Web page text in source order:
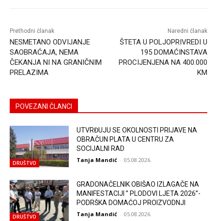
Prethodni članak
NESMETANO ODVIJANJE
SAOBRAĆAJA, NEMA
ČEKANJA NI NA GRANIČNIM
PRELAZIMA
Naredni članak
ŠTETA U POLJOPRIVREDI U
195 DOMAĆINSTAVA
PROCIJENJENA NA 400.000
KM
POVEZANI ČLANCI
DRUŠTVO
UTVRĐUJU SE OKOLNOSTI PRIJAVE NA
OBRAČUN PLATA U CENTRU ZA
SOCIJALNI RAD
Tanja Mandić - 05.08.2026.
DRUŠTVO
GRADONAČELNIK OBIŠAO IZLAGAČE NA
MANIFESTACIJI ” PLODOVI LJETA 2026”-
PODRŠKA DOMAĆOJ PROIZVODNJI
Tanja Mandić - 05.08.2026.